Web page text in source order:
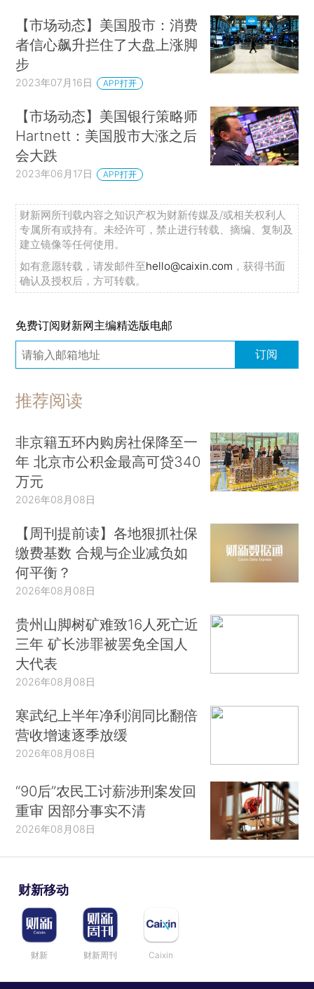
【市场动态】美国股市：消费
者信心飙升拦住了大盘上涨脚
步
2023年07月16日 APP打开
【市场动态】美国银行策略师
Hartnett：美国股市大涨之后
会大跌
2023年06月17日 APP打开
财新网所刊载内容之知识产权为财新传媒及/或相关权利人
专属所有或持有。未经许可，禁止进行转载、摘编、复制及
建立镜像等任何使用。
如有意愿转载，请发邮件至hello@caixin.com ，获得书面
确认及授权后，方可转载。
免费订阅财新网主编精选版电邮
订阅
推荐阅读
非京籍五环内购房社保降至一
年 北京市公积金最高可贷340
万元
2026年08月08日
【周刊提前读】各地狠抓社保
缴费基数 合规与企业减负如
何平衡？
2026年08月08日
贵州山脚树矿难致16人死亡近
三年 矿长涉罪被罢免全国人
大代表
2026年08月08日
寒武纪上半年净利润同比翻倍
营收增速逐季放缓
2026年08月08日
“90后”农民工讨薪涉刑案发回
重审 因部分事实不清
2026年08月08日
财新移动
财新 财新周刊 Caixin